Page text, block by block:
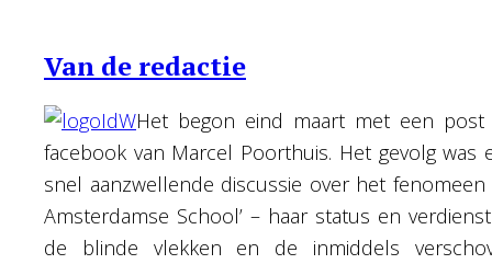
Van de redactie
Het begon eind maart met een
facebook van Marcel Poorthuis. Het gevolg was
snel aanzwellende discussie over het fenomeen
Amsterdamse School’ – haar status en
de blinde vlekken en de inmiddels